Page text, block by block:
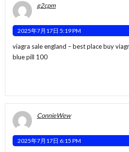
g2cpm
2025年7月17日 5:19 PM
viagra sale england –best place buy
blue pill 100
ConnieWew
2025年7月17日 6:15 PM